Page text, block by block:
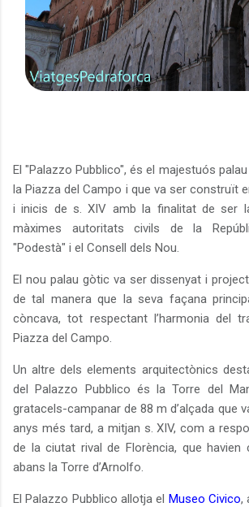
El "Palazzo Pubblico", és el majestuós
la Piazza del Campo i que va ser construït
i inicis de s. XIV amb la finalitat de ser
màximes autoritats civils de la
"Podestà" i el Consell dels Nou.
El nou palau gòtic va ser dissenyat i
de tal manera que la seva façana
còncava, tot respectant l’harmonia del
Piazza del Campo.
Un altre dels elements arquitectònics
del Palazzo Pubblico és la Torre del
gratacels-campanar de 88 m d’alçada que
anys més tard, a mitjan s. XIV, com a
de la ciutat rival de Florència, que havien
abans la Torre d’Arnolfo.
El Palazzo Pubblico allotja el Museo Civico,